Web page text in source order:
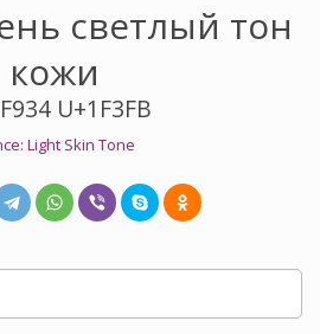
светлый тон
кожи
U+1F3FB
Light Skin Tone